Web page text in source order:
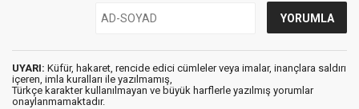
UYARI: Küfür, hakaret, rencide edici cümleler veya imalar, inançlara saldırı
içeren, imla kuralları ile yazılmamış,
Türkçe karakter kullanılmayan ve büyük harflerle yazılmış yorumlar
onaylanmamaktadır.